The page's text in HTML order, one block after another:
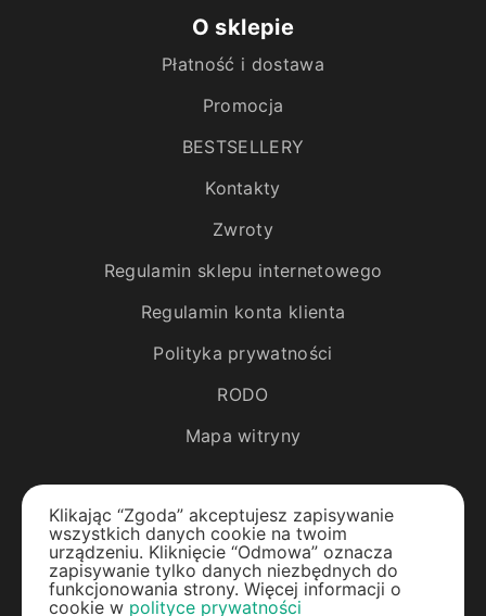
O sklepie
Płatność i dostawa
Promocja
BESTSELLERY
Kontakty
Zwroty
Regulamin sklepu internetowego
Regulamin konta klienta
Polityka prywatności
RODO
Mapa witryny
Katalog
Rośliny egzotyczne
Drzewa owocowe
Klikając “Zgoda” akceptujesz zapisywanie
wszystkich danych cookie na twoim
urządzeniu. Kliknięcie “Odmowa” oznacza
zapisywanie tylko danych niezbędnych do
funkcjonowania strony. Więcej informacji o
cookie w polityce prywatności